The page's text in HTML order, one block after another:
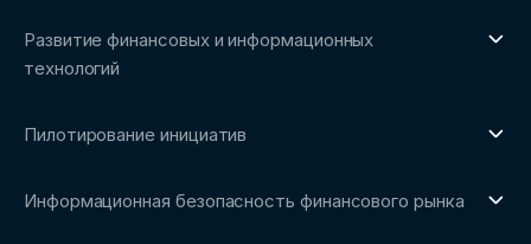
Трендвотчинг и информационный сервис
Развитие финансовых и информационных
технологий
Репозиторий Ассоциации
Пилотирование инициатив
Площадка пилотного тестирования
Информационная безопасность финансового рынка